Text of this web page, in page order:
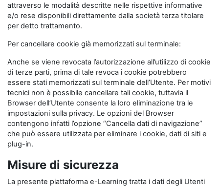
attraverso le modalità descritte nelle rispettive informative
e/o rese disponibili direttamente dalla società terza titolare
per detto trattamento.
Per cancellare cookie già memorizzati sul terminale:
Anche se viene revocata l’autorizzazione all’utilizzo di cookie
di terze parti, prima di tale revoca i cookie potrebbero
essere stati memorizzati sul terminale dell’Utente. Per motivi
tecnici non è possibile cancellare tali cookie, tuttavia il
Browser dell’Utente consente la loro eliminazione tra le
impostazioni sulla privacy. Le opzioni del Browser
contengono infatti l’opzione “Cancella dati di navigazione”
che può essere utilizzata per eliminare i cookie, dati di siti e
plug-in.
Misure di sicurezza
La presente piattaforma e-Learning tratta i dati degli Utenti